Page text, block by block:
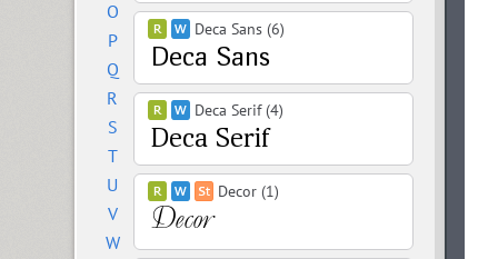
O
P
Q
R
S
T
U
V
W
Deca Sans (6)
Deca Serif (4)
Decor (1)